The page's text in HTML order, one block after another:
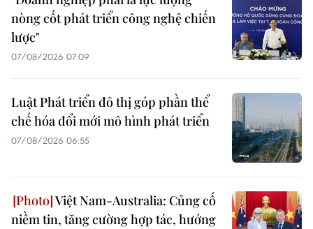
nòng cốt phát triển công nghệ chiến
lược"
07/08/2026 07:09
Luật Phát triển đô thị góp phần thể
chế hóa đổi mới mô hình phát triển
07/08/2026 06:55
Việt Nam-Australia: Củng cố
niềm tin, tăng cường hợp tác, hướng